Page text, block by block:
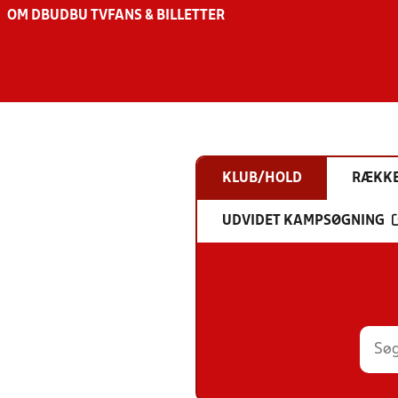
OM DBU DBU TV FANS & BILLETTER
KLUB/HOLD
UDVIDET KAMPSØGNING